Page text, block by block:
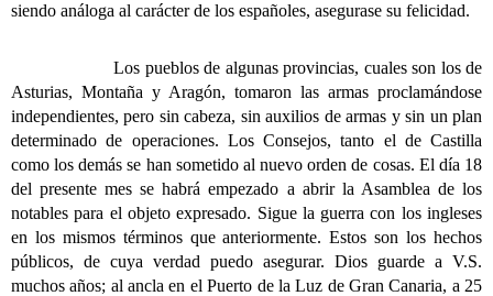
siendo análoga al carácter de los españoles, asegurase su felicidad.
Los pueblos de algunas provincias, cuales son los de
Asturias, Montaña y Aragón, tomaron las armas proclamándose
independientes, pero sin cabeza, sin auxilios de armas y sin un plan
determinado de operaciones. Los Consejos, tanto el de Castilla
como los demás se han sometido al nuevo orden de cosas. El día 18
del presente mes se habrá empezado a abrir la Asamblea de los
notables para el objeto expresado. Sigue la guerra con los ingleses
en los mismos términos que anteriormente. Estos son los hechos
públicos, de cuya verdad puedo asegurar. Dios guarde a V.S.
muchos años; al ancla en el Puerto de la Luz de Gran Canaria, a 25